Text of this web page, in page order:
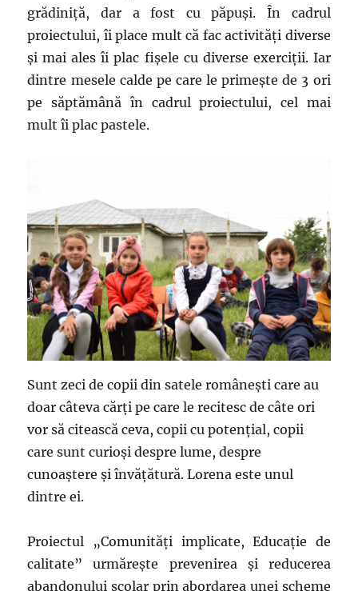
grădiniță, dar a fost cu păpuși. În cadrul
proiectului, îi place mult că fac activități diverse
și mai ales îi plac fișele cu diverse exerciții. Iar
dintre mesele calde pe care le primește de 3 ori
pe săptămână în cadrul proiectului, cel mai
mult îi plac pastele.
Sunt zeci de copii din satele românești care au
doar câteva cărți pe care le recitesc de câte ori
vor să citească ceva, copii cu potențial, copii
care sunt curioși despre lume, despre
cunoaștere și învățătură. Lorena este unul
dintre ei.
Proiectul „Comunități implicate, Educație de
calitate” urmărește prevenirea și reducerea
abandonului școlar prin abordarea unei scheme